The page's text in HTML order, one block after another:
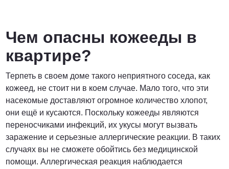
Чем опасны кожееды в
квартире?
Терпеть в своем доме такого неприятного соседа, как
кожеед, не стоит ни в коем случае. Мало того, что эти
насекомые доставляют огромное количество хлопот,
они ещё и кусаются. Поскольку кожееды являются
переносчиками инфекций, их укусы могут вызвать
заражение и серьезные аллергические реакции. В таких
случаях вы не сможете обойтись без медицинской
помощи. Аллергическая реакция наблюдается